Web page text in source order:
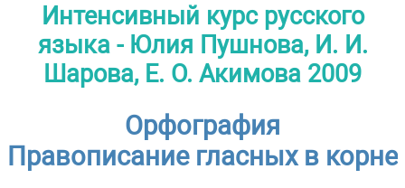
Интенсивный курс русского
языка - Юлия Пушнова, И. И.
Шарова, Е. О. Акимова 2009
Орфография
Правописание гласных в корне